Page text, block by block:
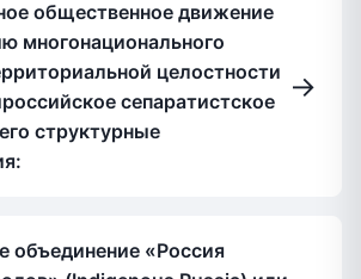
общественное движение
многонационального
целостности
сепаратистское
структурные
→
объединение «Россия